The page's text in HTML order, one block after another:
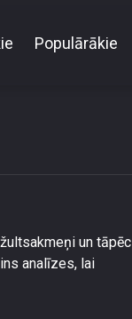
Populārākie
un tāpēc
analīzes, lai